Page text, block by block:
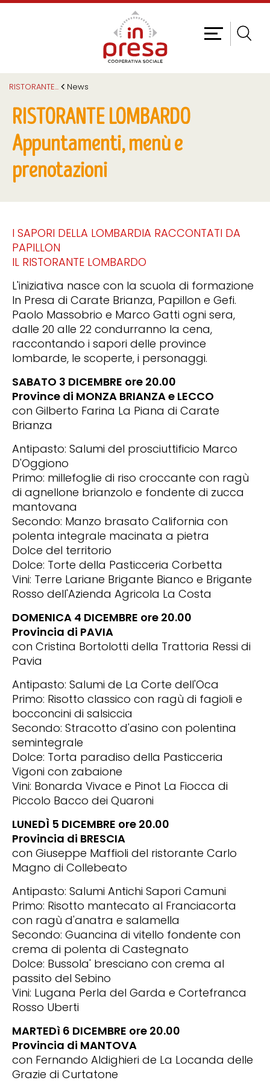
News
RISTORANTE...
RISTORANTE LOMBARDO
Appuntamenti, menù e
prenotazioni
I SAPORI DELLA LOMBARDIA RACCONTATI DA
PAPILLON
IL RISTORANTE LOMBARDO
L'iniziativa nasce con la scuola di formazione
In Presa di Carate Brianza, Papillon e Gefi.
Paolo Massobrio e Marco Gatti ogni sera,
dalle 20 alle 22 condurranno la cena,
raccontando i sapori delle province
lombarde, le scoperte, i personaggi.
SABATO 3 DICEMBRE ore 20.00
Province di MONZA BRIANZA e LECCO
con Gilberto Farina La Piana di Carate
Brianza
Antipasto: Salumi del prosciuttificio Marco
D'Oggiono
Primo: millefoglie di riso croccante con ragù
di agnellone brianzolo e fondente di zucca
mantovana
Secondo: Manzo brasato California con
polenta integrale macinata a pietra
Dolce del territorio
Dolce: Torte della Pasticceria Corbetta
Vini: Terre Lariane Brigante Bianco e Brigante
Rosso dell'Azienda Agricola La Costa
DOMENICA 4 DICEMBRE ore 20.00
Provincia di PAVIA
con Cristina Bortolotti della Trattoria Ressi di
Pavia
Antipasto: Salumi de La Corte dell'Oca
Primo: Risotto classico con ragù di fagioli e
bocconcini di salsiccia
Secondo: Stracotto d'asino con polentina
semintegrale
Dolce: Torta paradiso della Pasticceria
Vigoni con zabaione
Vini: Bonarda Vivace e Pinot La Fiocca di
Piccolo Bacco dei Quaroni
LUNEDÌ 5 DICEMBRE ore 20.00
Provincia di BRESCIA
con Giuseppe Maffioli del ristorante Carlo
Magno di Collebeato
Antipasto: Salumi Antichi Sapori Camuni
Primo: Risotto mantecato al Franciacorta
con ragù d'anatra e salamella
Secondo: Guancina di vitello fondente con
crema di polenta di Castegnato
Dolce: Bussola' bresciano con crema al
passito del Sebino
Vini: Lugana Perla del Garda e Cortefranca
Rosso Uberti
MARTEDì 6 DICEMBRE ore 20.00
Provincia di MANTOVA
con Fernando Aldighieri de La Locanda delle
Grazie di Curtatone